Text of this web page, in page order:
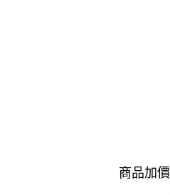
商品加